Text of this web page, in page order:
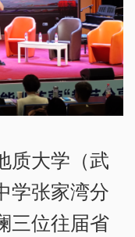
质大学（武
学张家湾分
三位往届省